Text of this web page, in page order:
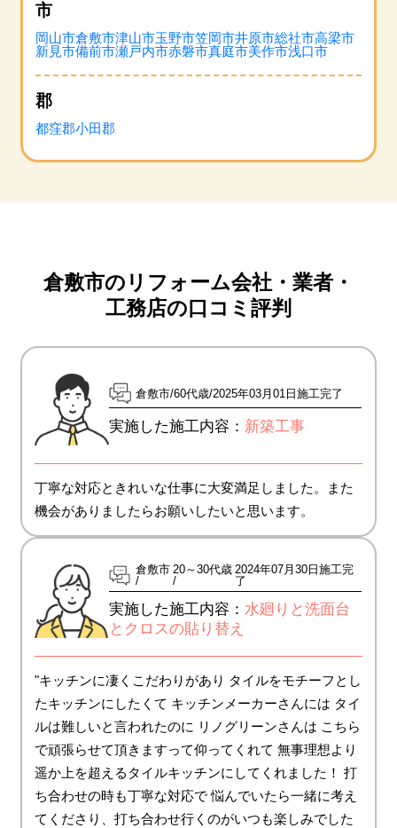
市
岡山市倉敷市津山市玉野市笠岡市井原市総社市高梁市
新見市備前市瀬戸内市赤磐市真庭市美作市浅口市
郡
都窪郡小田郡
倉敷市のリフォーム会社・業者・
工務店の口コミ評判
倉敷市 60代歳 2025年03月01日施工完了
実施した施工内容： 新築工事
丁寧な対応ときれいな仕事に大変満足しました。また
機会がありましたらお願いしたいと思います。
倉敷市 20～30代歳 2024年07月30日施工完
了
実施した施工内容：水廻りと洗面台
とクロスの貼り替え
"キッチンに凄くこだわりがあり タイルをモチーフとし
たキッチンにしたくて キッチンメーカーさんには タイ
ルは難しいと言われたのに リノグリーンさんは こちら
で頑張らせて頂きますって仰ってくれて 無事理想より
遥か上を超えるタイルキッチンにしてくれました！ 打
ち合わせの時も丁寧な対応で 悩んでいたら一緒に考え
てくださり、打ち合わせ行くのがいつも楽しみでした